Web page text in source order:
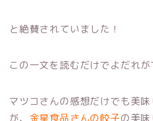
と絶賛されていました！
この一文を読むだけでよだれ
マツコさんの感想だけでも美
が、 金星食品さんの餃子の美